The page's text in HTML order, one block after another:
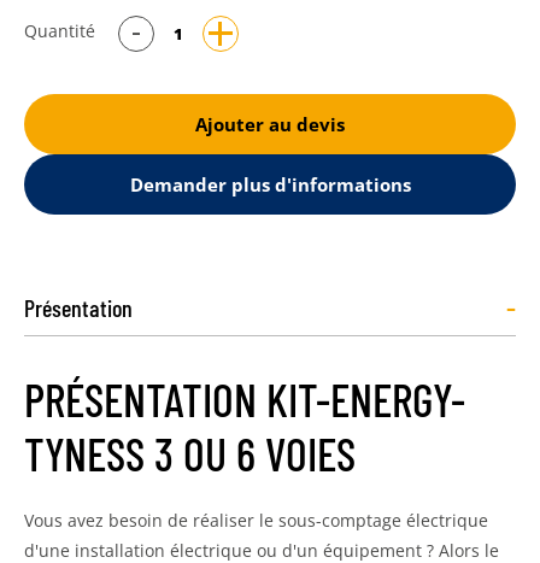
Quantité
Ajouter au devis
Demander plus d'informations
Présentation -
PRÉSENTATION KIT-ENERGY-
TYNESS 3 OU 6 VOIES
Vous avez besoin de réaliser le sous-comptage électrique
d'une installation électrique ou d'un équipement ? Alors le